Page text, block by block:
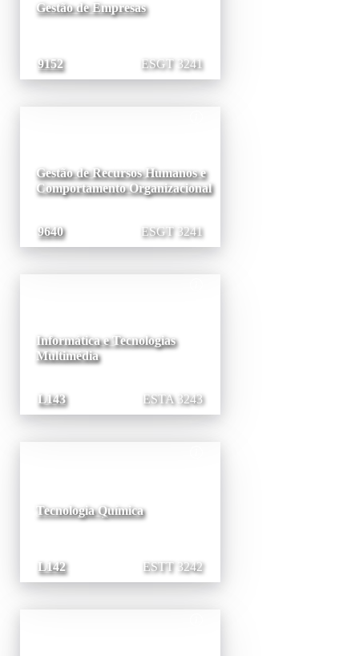
9152
Gestão de Empresas
ESGT 3241
9640
Gestão de Recursos Humanos e
Comportamento Organizacional
ESGT 3241
L143
Informática e Tecnologias
Multimédia
ESTA 3243
L142
Tecnologia Química
ESTT 3242